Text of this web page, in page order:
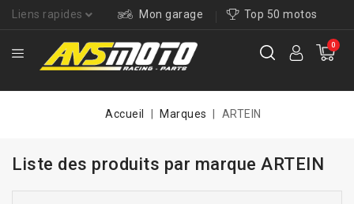
Liens rapides Mon garage Top 50 motos
0
Accueil Marques ARTEIN
Liste des produits par marque ARTEIN